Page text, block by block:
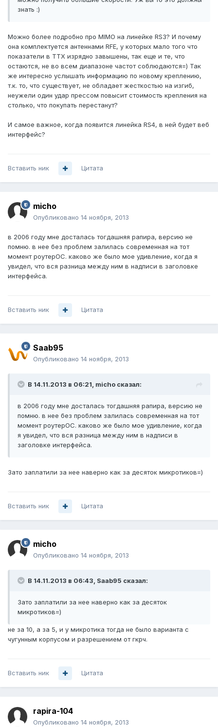
знать :)
Можно более подробно про MIMO на линейке RS3? И почему
она комплектуется антеннами RFE, у которых мало того что
показатели в ТТХ изрядно завышены, так еще и те, что
остаются, не во всем диапазоне частот соблюдаются=) Так
же интересно услышать информацию по новому креплению,
т.к. то, что существует, не обладает жесткостью на изгиб,
неужели один удар прессом повысит стоимость крепления на
столько, что покупать перестанут?
И самое важное, когда появится линейка RS4, в ней будет веб
интерфейс?
Вставить ник Цитата
micho
Опубликовано 14 ноября, 2013
в 2006 году мне досталась тогдашняя рапира, версию не
помню. в нее без проблем залилась современная на тот
момент роутерОС. каково же было мое удивление, когда я
увидел, что вся разница между ним в надписи в заголовке
интерфейса.
Вставить ник Цитата
Saab95
Опубликовано 14 ноября, 2013
В 14.11.2013 в 06:21, micho сказал:
в 2006 году мне досталась тогдашняя рапира, версию не
помню. в нее без проблем залилась современная на тот
момент роутерОС. каково же было мое удивление, когда
я увидел, что вся разница между ним в надписи в
заголовке интерфейса.
Зато заплатили за нее наверно как за десяток микротиков=)
Вставить ник Цитата
micho
Опубликовано 14 ноября, 2013
В 14.11.2013 в 06:43, Saab95 сказал:
Зато заплатили за нее наверно как за десяток
микротиков=)
не за 10, а за 5, и у микротика тогда не было варианта с
чугунным корпусом и разрешением от гкрч.
Вставить ник Цитата
rapira-104
Опубликовано 14 ноября, 2013